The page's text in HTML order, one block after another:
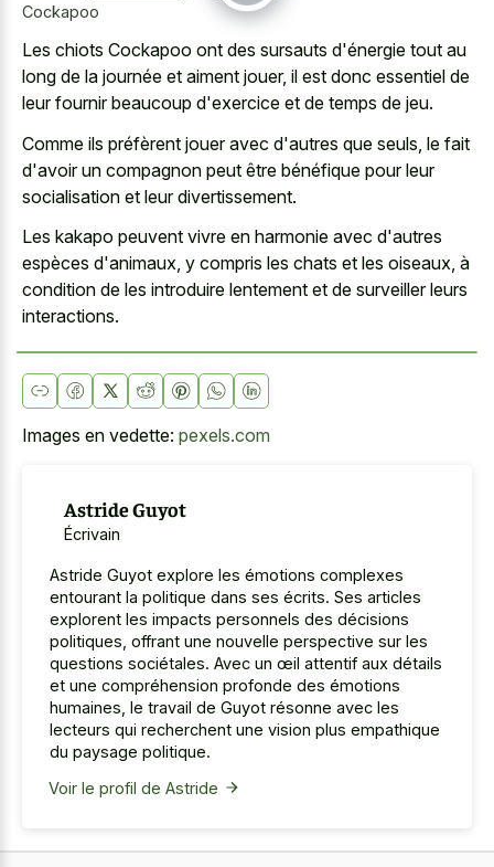
Cockapoo
Les chiots Cockapoo ont des sursauts d'énergie tout au
long de la journée et aiment jouer, il est donc essentiel de
leur fournir beaucoup d'exercice et de temps de jeu.
Comme ils préfèrent jouer avec d'autres que seuls, le fait
d'avoir un compagnon peut être bénéfique pour leur
socialisation et leur divertissement.
Les kakapo peuvent vivre en harmonie avec d'autres
espèces d'animaux, y compris les chats et les oiseaux, à
condition de les introduire lentement et de surveiller leurs
interactions.
Images en vedette: pexels.com
Astride Guyot
Écrivain
Astride Guyot explore les émotions complexes
entourant la politique dans ses écrits. Ses articles
explorent les impacts personnels des décisions
politiques, offrant une nouvelle perspective sur les
questions sociétales. Avec un œil attentif aux détails
et une compréhension profonde des émotions
humaines, le travail de Guyot résonne avec les
lecteurs qui recherchent une vision plus empathique
du paysage politique.
Voir le profil de Astride